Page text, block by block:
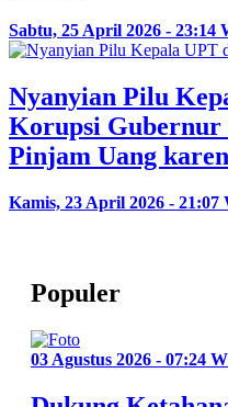
Sabtu, 25 April 2026 - 23:14
Nyanyian Pilu
Korupsi Gubernur
Pinjam Uang
Kamis, 23 April 2026 - 21:07
Populer
03 Agustus 2026 - 07:24